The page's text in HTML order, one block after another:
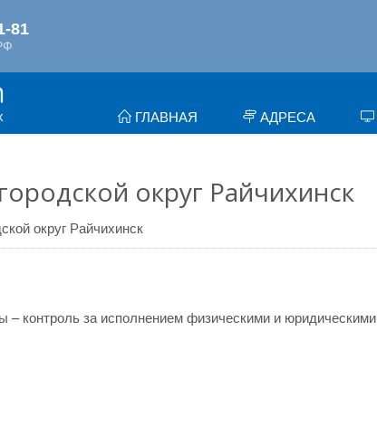
ГЛАВНАЯ АДРЕСА
округ Райчихинск
округ Райчихинск
– контроль за исполнением физическими и юридическими